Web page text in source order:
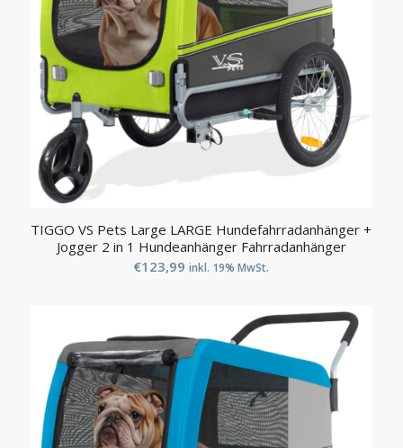
TIGGO VS Pets Large LARGE Hundefahrradanhänger +
Jogger 2 in 1 Hundeanhänger Fahrradanhänger
€123,99 inkl. 19% MwSt.